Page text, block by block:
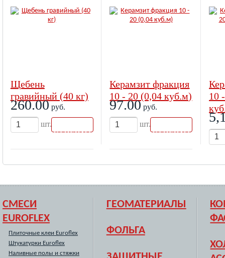
Щебень
гравийный (40 кг)
260.00 руб.
шт.
КОРЗИН
Керамзит фракция
10 - 20 (0,04 куб.м)
97.00 руб.
шт.
КОРЗИН
10
СМЕСИ
EUROFLEX
Плиточные клеи Euroflex
Штукатурки Euroflex
Наливные полы и стяжки
ГЕОМАТЕРИАЛЫ
ФОЛЬГА